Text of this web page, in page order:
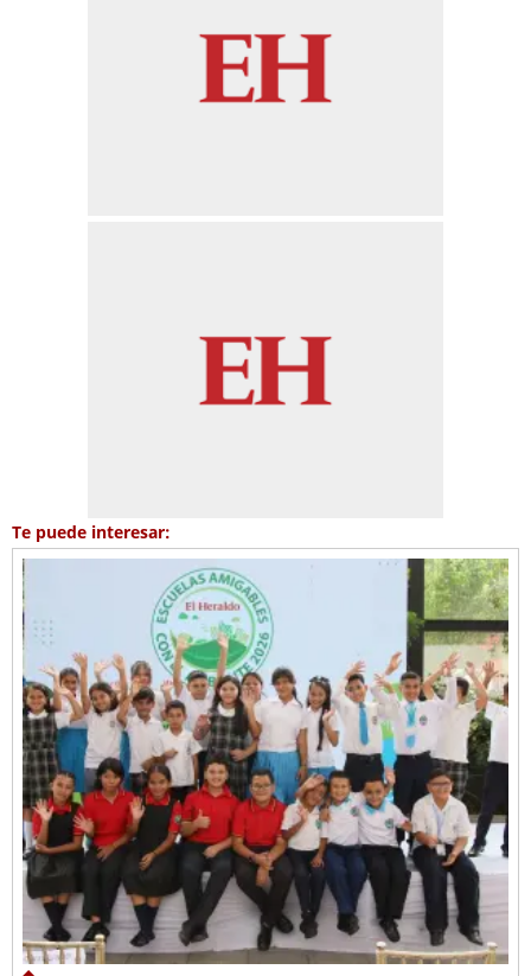
Te puede interesar: